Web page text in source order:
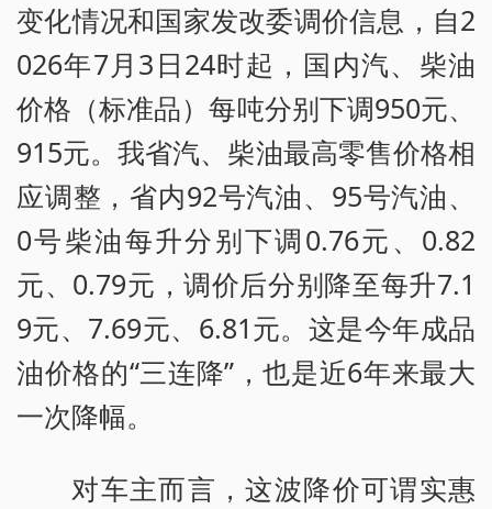
变化情况和国家发改委调价信息，自2
026年7月3日24时起，国内汽、柴油
价格（标准品）每吨分别下调950元、
915元。我省汽、柴油最高零售价格相
应调整，省内92号汽油、95号汽油、
0号柴油每升分别下调0.76元、0.82
元、0.79元，调价后分别降至每升7.1
9元、7.69元、6.81元。这是今年成品
油价格的“三连降”，也是近6年来最大
一次降幅。
对车主而言，这波降价可谓实惠